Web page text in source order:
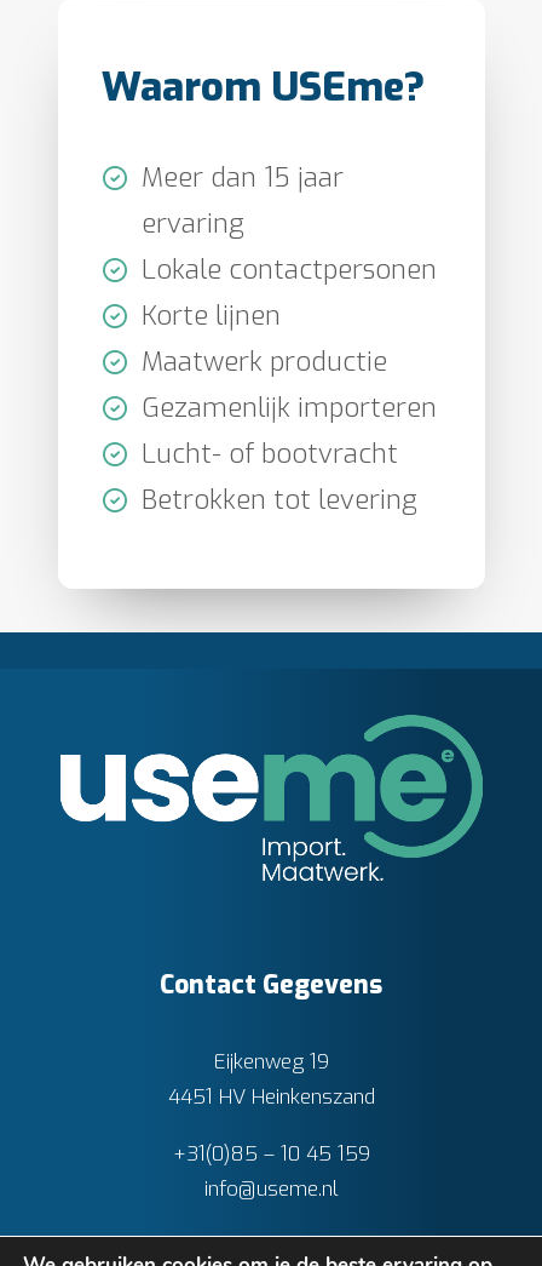
Waarom USEme?
Meer dan 15 jaar
ervaring
Lokale contactpersonen
Korte lijnen
Maatwerk productie
Gezamenlijk importeren
Lucht- of bootvracht
Betrokken tot levering
Contact Gegevens
Eijkenweg 19
4451 HV Heinkenszand
+31(0)85 – 10 45 159
info@useme.nl